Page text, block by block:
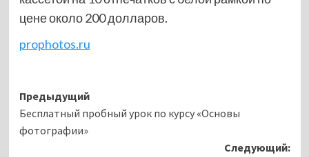
цене около 200 долларов.
prophotos.ru
Навигация
записи
Предыдущий
Бесплатный пробный урок по курсу «Основы
фотографии»
Следующий: